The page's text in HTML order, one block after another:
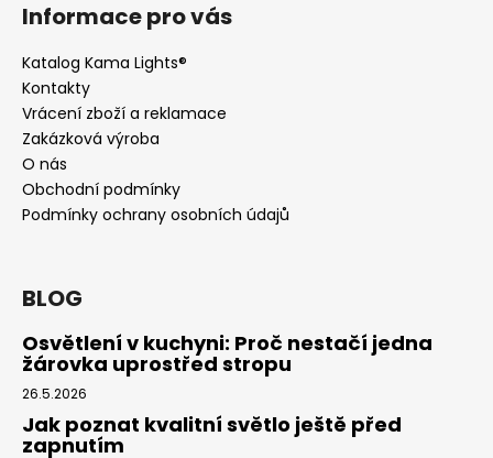
Informace pro vás
Katalog Kama Lights®
Kontakty
Vrácení zboží a reklamace
Zakázková výroba
O nás
Obchodní podmínky
Podmínky ochrany osobních údajů
BLOG
Osvětlení v kuchyni: Proč nestačí jedna
žárovka uprostřed stropu
26.5.2026
Jak poznat kvalitní světlo ještě před
zapnutím